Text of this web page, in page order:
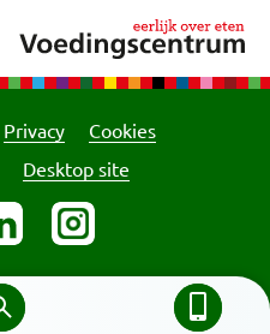
Privacy
Cookies
Desktop site